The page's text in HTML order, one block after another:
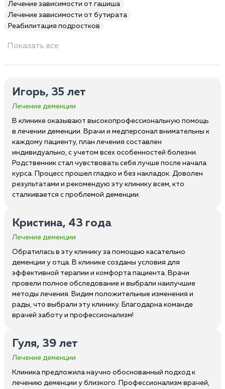
Лечение зависимости от гашиша
Лечение зависимости от бутирата
Реабилитация подростков
Показать все
Игорь, 35 лет
Лечение деменции
В клинике оказывают высокопрофессиональную помощь
в лечении деменции. Врачи и медперсонал внимательны к
каждому пациенту, план лечения составлен
индивидуально, с учетом всех особенностей болезни.
Родственник стал чувствовать себя лучше после начала
курса. Процесс прошел гладко и без накладок. Доволен
результатами и рекомендую эту клинику всем, кто
сталкивается с проблемой деменции.
Кристина, 43 года
Лечение деменции
Обратилась в эту клинику за помощью касательно
деменции у отца. В клинике созданы условия для
эффективной терапии и комфорта пациента. Врачи
провели полное обследование и выбрали наилучшие
методы лечения. Видим положительные изменения и
рады, что выбрали эту клинику. Благодарна команде
врачей заботу и профессионализм!
Гуля, 39 лет
Лечение деменции
Клиника предложила научно обоснованный подход к
лечению деменции у близкого. Профессионализм врачей,